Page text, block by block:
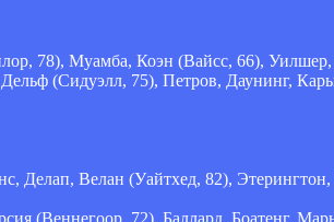
78), Муамба, Коэн (Вайсс, 66),
(Сидуэлл, 75), Петров, Даунинг,
Делап, Велан (Уайтхед, 82),
(Веннегоор, 72), Баллард, Боатенг,